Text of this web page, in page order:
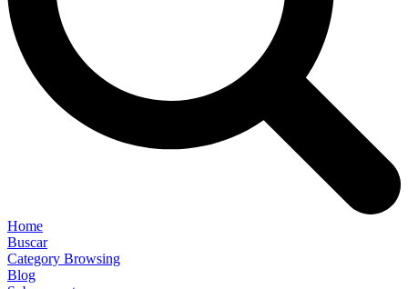
Home
Buscar
Category Browsing
Blog